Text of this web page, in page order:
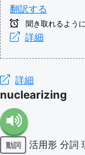
翻訳する
聞き取れるよう
詳細
詳細
nuclearizing
動詞 活用形 分詞